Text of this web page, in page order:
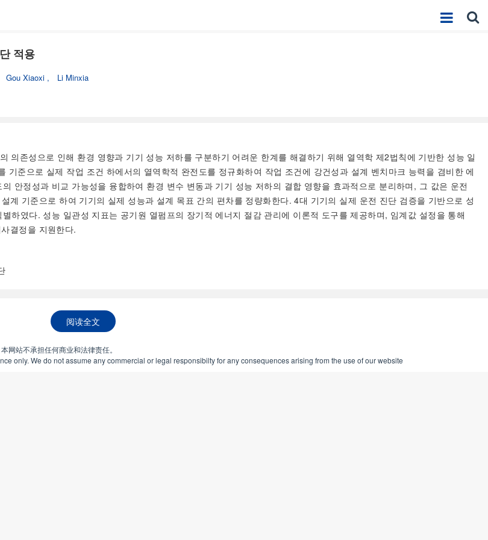
적용
Gou Xiaoxi ,
Li Minxia
의존성으로 인해 환경 영향과 기기 성능 저하를 구분하기 어려운 한계를 해결하기 위해 열역학 제2법칙에 기반한 성능 일
준으로 실제 작업 조건 하에서의 열역학적 완전도를 정규화하여 작업 조건에 강건성과 설계 벤치마크 능력을 겸비한 에
안정성과 비교 가능성을 융합하여 환경 변수 변동과 기기 성능 저하의 결합 영향을 효과적으로 분리하며, 그 값은 운전
계 기준으로 하여 기기의 실제 성능과 설계 목표 간의 편차를 정량화한다. 4대 기기의 실제 운전 진단 검증을 기반으로 성
하였다. 성능 일관성 지표는 공기원 열펌프의 장기적 에너지 절감 관리에 이론적 도구를 제공하며, 임계값 설정을 통해
결정을 지원한다.
阅读全文
网站不承担任何商业和法律责任。
only. We do not assume any commercial or legal responsibilty for any consequences arising from the use of our website